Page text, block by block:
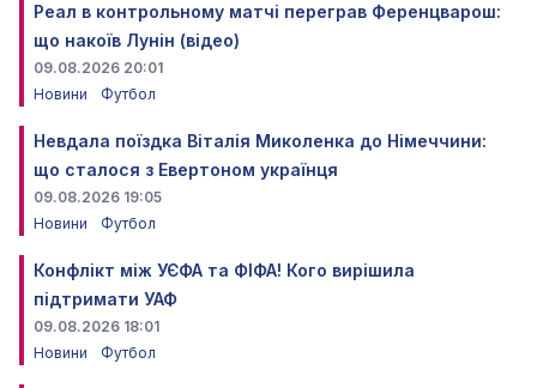
Реал в контрольному матчі переграв Ференцварош:
що накоїв Лунін (відео)
09.08.2026 20:01
Новини
Футбол
Невдала поїздка Віталія Миколенка до Німеччини:
що сталося з Евертоном українця
09.08.2026 19:05
Новини
Футбол
Конфлікт між УЄФА та ФІФА! Кого вирішила
підтримати УАФ
09.08.2026 18:01
Новини
Футбол